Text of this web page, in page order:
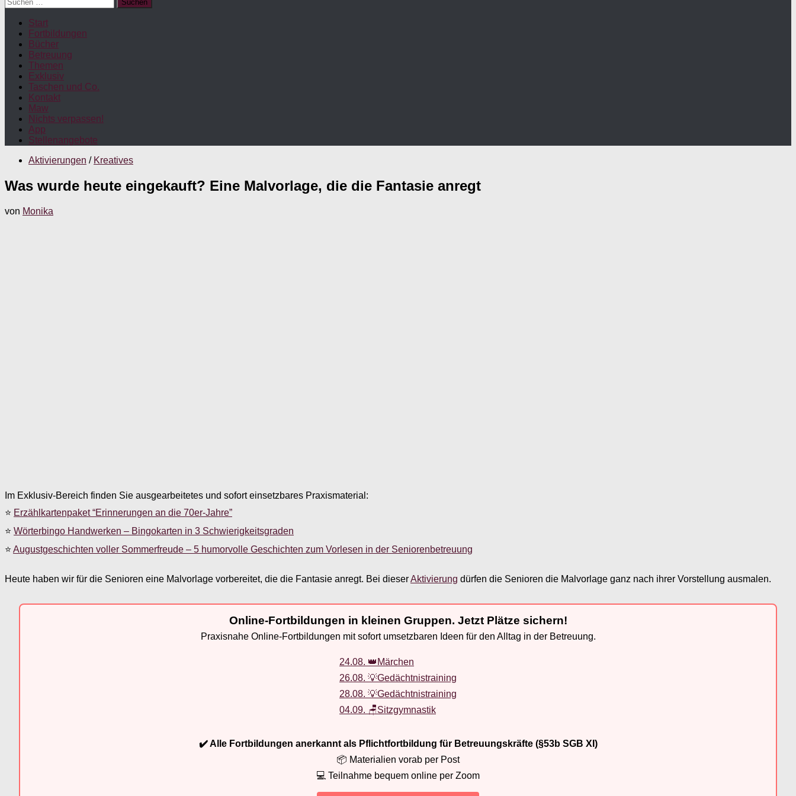
nach:
Start
Fortbildungen
Bücher
Betreuung
Themen
Exklusiv
Taschen und Co.
Kontakt
Maw
Nichts verpassen!
App
Stellenangebote
Aktivierungen / Kreatives
Was wurde heute eingekauft? Eine Malvorlage, die die Fantasie anregt
von Monika
Im Exklusiv-Bereich finden Sie ausgearbeitetes und sofort einsetzbares Praxismaterial:
⭐ Erzählkartenpaket “Erinnerungen an die 70er-Jahre”
⭐ Wörterbingo Handwerken – Bingokarten in 3 Schwierigkeitsgraden
⭐ Augustgeschichten voller Sommerfreude – 5 humorvolle Geschichten zum Vorlesen in der Seniorenbetreuung
Heute haben wir für die Senioren eine Malvorlage vorbereitet, die die Fantasie anregt. Bei dieserAktivierung dürfen die Senioren die Malvorlage ganz nach ihrer Vorstellung ausmalen.
Online-Fortbildungen in kleinen Gruppen. Jetzt Plätze sichern!
Praxisnahe Online-Fortbildungen mit sofort umsetzbaren Ideen für den Alltag in der Betreuung.
24.08. 👑Märchen
26.08. 💡Gedächtnistraining
28.08. 💡Gedächtnistraining
04.09. 🪑Sitzgymnastik
✔️ Alle Fortbildungen anerkannt als Pflichtfortbildung für Betreuungskräfte (§53b SGB XI)
📦 Materialien vorab per Post
💻 Teilnahme bequem online per Zoom